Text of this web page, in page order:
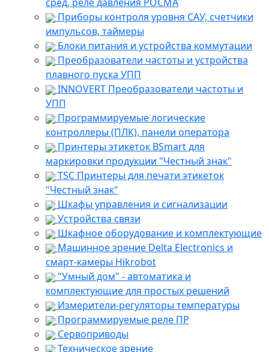
Приборы контроля уровня САУ, счетчики
импульсов, таймеры
Блоки питания и устройства коммутации
Преобразователи частоты и устройства
плавного пуска УПП
INNOVERT Преобразователи частоты и
УПП
Программируемые логические
контроллеры (ПЛК), панели оператора
Принтеры этикеток BSmart для
маркировки продукции "Честный знак"
TSC Принтеры для печати этикеток
"Честный знак"
Шкафы управления и сигнализации
Устройства связи
Шкафное оборудование и комплектующие
Машинное зрение Delta Electronics и
смарт-камеры Hikrobot
"Умный дом" - автоматика и
комплектующие для простых решений
Измерители-регуляторы температуры
Программируемые реле ПР
Сервоприводы
Техническое зрение